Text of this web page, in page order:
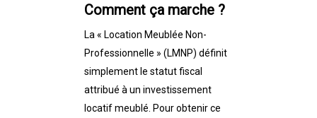
Comment ça marche ?
La « Location Meublée Non-
Professionnelle » (LMNP) définit
simplement le statut fiscal
attribué à un investissement
locatif meublé. Pour obtenir ce